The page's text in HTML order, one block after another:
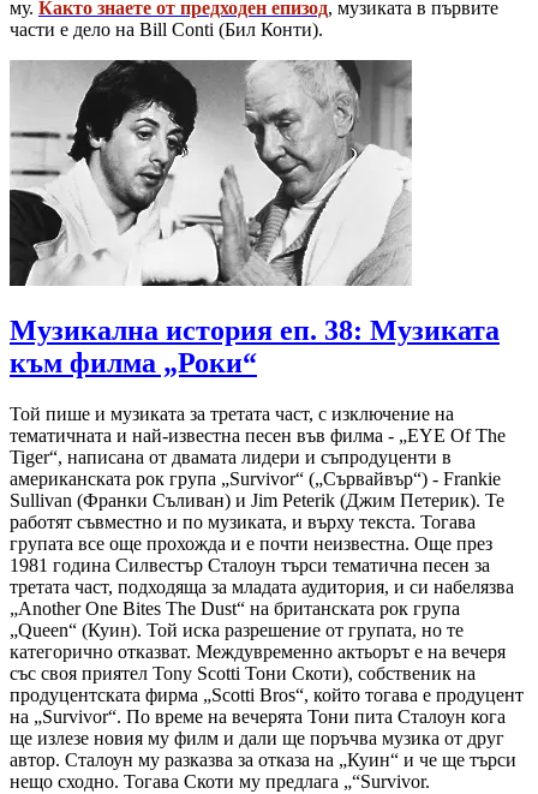
му. Както знаете от предходен епизод, музиката в първите
части е дело на Bill Conti (Бил Конти).
Музикална история еп. 38: Музиката
към филма „Роки“
Той пише и музиката за третата част, с изключение на
тематичната и най-известна песен във филма - „EYE Of The
Tiger“, написана от двамата лидери и съпродуценти в
американската рок група „Survivor“ („Сървайвър“) - Frankie
Sullivan (Франки Съливан) и Jim Peterik (Джим Петерик). Те
работят съвместно и по музиката, и върху текста. Тогава
групата все още прохожда и е почти неизвестна. Още през
1981 година Силвестър Сталоун търси тематична песен за
третата част, подходяща за младата аудитория, и си набелязва
„Another One Bites The Dust“ на британската рок група
„Queen“ (Куин). Той иска разрешение от групата, но те
категорично отказват. Междувременно актьорът е на вечеря
със своя приятел Tony Scotti Тони Скоти), собственик на
продуцентската фирма „Scotti Bros“, който тогава е продуцент
на „Survivor“. По време на вечерята Тони пита Сталоун кога
ще излезе новия му филм и дали ще поръчва музика от друг
автор. Сталоун му разказва за отказа на „Куин“ и че ще търси
нещо сходно. Тогава Скоти му предлага „“Survivor.